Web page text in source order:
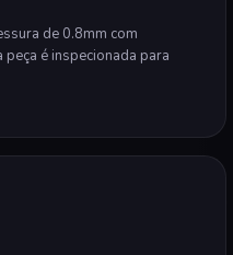
de 0.8mm com
é inspecionada para